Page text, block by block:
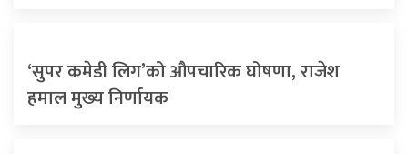
‘सुपर कमेडी लिग’को औपचारिक घोषणा, राजेश
हमाल मुख्य निर्णायक